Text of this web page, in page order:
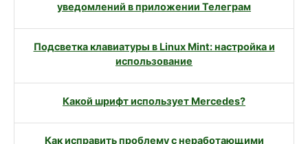
уведомлений в приложении Телеграм
Подсветка клавиатуры в Linux Mint: настройка и
использование
Какой шрифт использует Mercedes?
Как исправить проблему с неработающими